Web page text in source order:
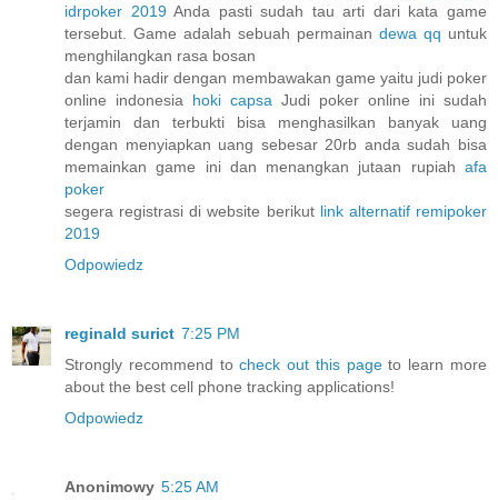
idrpoker 2019Anda pasti sudah tau arti dari kata game
tersebut. Game adalah sebuah permainan dewa qq untuk
menghilangkan rasa bosan
dan kami hadir dengan membawakan game yaitu judi poker
online indonesia hoki capsa Judi poker online ini sudah
terjamin dan terbukti bisa menghasilkan banyak uang
dengan menyiapkan uang sebesar 20rb anda sudah bisa
memainkan game ini dan menangkan jutaan rupiah afa
poker
segera registrasi di website berikut link alternatif remipoker
2019
Odpowiedz
reginald surict 7:25 PM
Strongly recommend tocheck out this pageto learn more
about the best cell phone tracking applications!
Odpowiedz
Anonimowy 5:25 AM